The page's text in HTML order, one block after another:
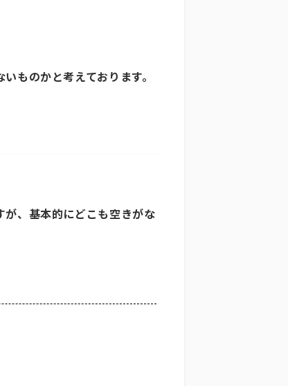
ものかと考えております。
、基本的にどこも空きがな